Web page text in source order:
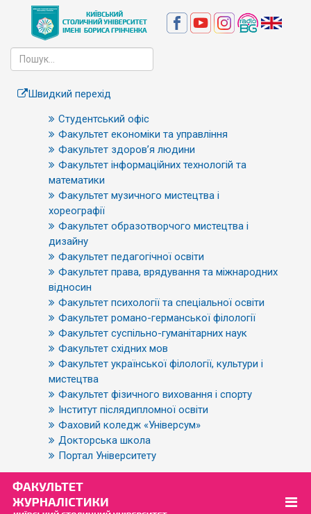
Швидкий перехід
Студентський офіс
Факультет економіки та управління
Факультет здоров’я людини
Факультет інформаційних технологій та
математики
Факультет музичного мистецтва і
хореографії
Факультет образотворчого мистецтва і
дизайну
Факультет педагогічної освіти
Факультет права, врядування та міжнародних
відносин
Факультет психології та спеціальної освіти
Факультет романо-германської філології
Факультет суспільно-гуманітарних наук
Факультет східних мов
Факультет української філології, культури і
мистецтва
Факультет фізичного виховання і спорту
Інститут післядипломної освіти
Фаховий коледж «Універсум»
Докторська школа
Портал Університету